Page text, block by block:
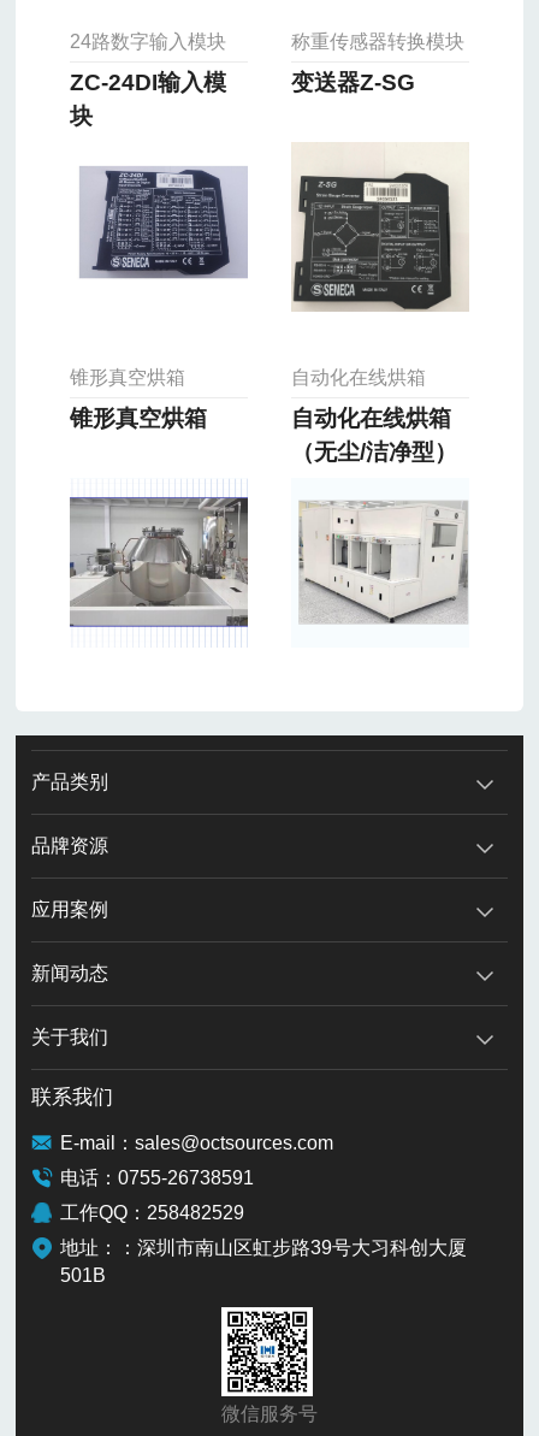
24路数字输入模块
ZC-24DI输入模
块
称重传感器转换模块
变送器Z-SG
锥形真空烘箱
锥形真空烘箱
自动化在线烘箱
自动化在线烘箱
（无尘/洁净型）
产品类别
品牌资源
应用案例
新闻动态
关于我们
联系我们
E-mail：sales@octsources.com
电话：0755-26738591
工作QQ：258482529
地址：：深圳市南山区虹步路39号大习科创大厦
501B
微信服务号